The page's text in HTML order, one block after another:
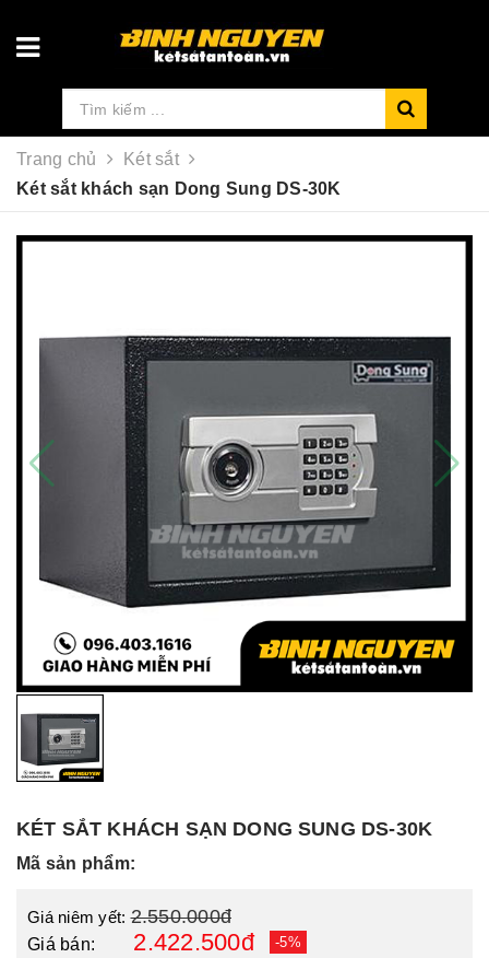
Trang chủ
Két sắt
Két sắt khách sạn Dong Sung DS-30K
KÉT SẮT KHÁCH SẠN DONG SUNG DS-30K
Mã sản phẩm:
Giá niêm yết:2.550.000đ
Giá bán: 2.422.500đ -5%